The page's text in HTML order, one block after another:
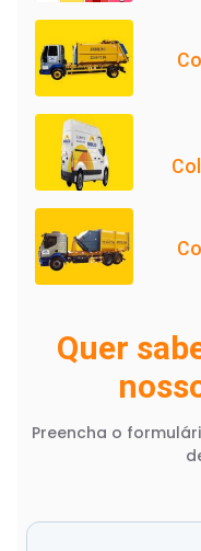
Quer
Preencha o